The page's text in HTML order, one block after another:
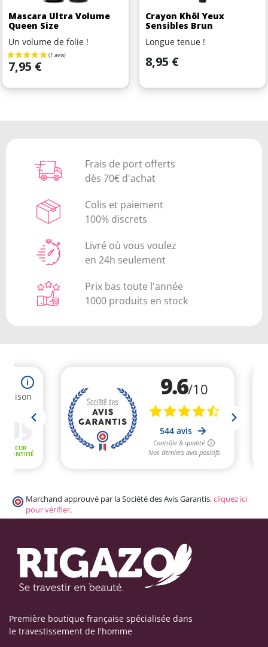
Mascara Ultra Volume
Queen Size
Un volume de folie !
Prix
7,95 €
Crayon Khôl Yeux
Sensibles Brun
Longue tenue !
Prix
8,95 €
Frais de port offerts
dès 70€ d'achat
Colis et paiement
100% discrets
Livré où vous voulez
en 24h seulement
Prix bas toute l'année
1000 produits en stock
Marchand approuvé par la Société des Avis Garantis,cliquez ici
pour vérifier.
Première boutique française spécialisée dans
le travestissement de l'homme